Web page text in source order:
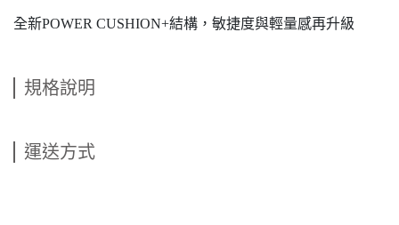
全新POWER CUSHION+結構，敏捷度與輕量感再升級
規格說明
運送方式